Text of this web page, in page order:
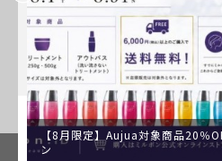
【8月限定】Aujua対象商品20％
ン